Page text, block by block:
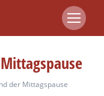
der Mittagspause